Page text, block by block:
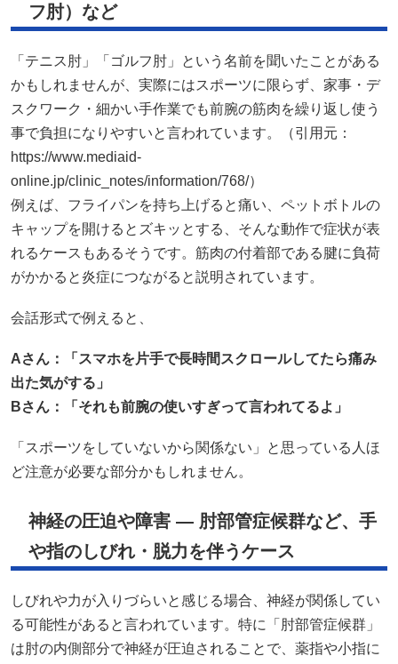
フ肘）など
「テニス肘」「ゴルフ肘」という名前を聞いたことがある
かもしれませんが、実際にはスポーツに限らず、家事・デ
スクワーク・細かい手作業でも前腕の筋肉を繰り返し使う
事で負担になりやすいと言われています。（引用元：
https://www.mediaid-
online.jp/clinic_notes/information/768/）
例えば、フライパンを持ち上げると痛い、ペットボトルの
キャップを開けるとズキッとする、そんな動作で症状が表
れるケースもあるそうです。筋肉の付着部である腱に負荷
がかかると炎症につながると説明されています。
会話形式で例えると、
Aさん：「スマホを片手で長時間スクロールしてたら痛み
出た気がする」
Bさん：「それも前腕の使いすぎって言われてるよ」
「スポーツをしていないから関係ない」と思っている人ほ
ど注意が必要な部分かもしれません。
神経の圧迫や障害 — 肘部管症候群など、手
や指のしびれ・脱力を伴うケース
しびれや力が入りづらいと感じる場合、神経が関係してい
る可能性があると言われています。特に「肘部管症候群」
は肘の内側部分で神経が圧迫されることで、薬指や小指に